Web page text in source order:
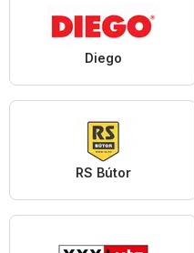
Diego
RS Bútor